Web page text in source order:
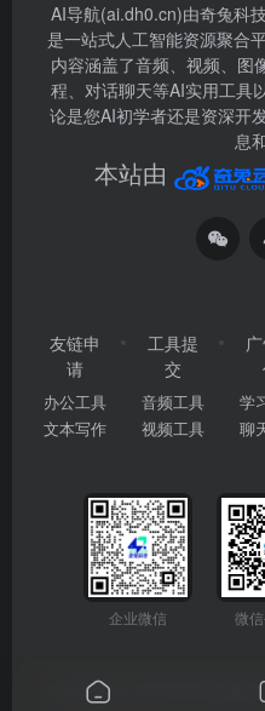
AI导航(ai.dh0.cn)由奇兔科
是一站式人工智能资源聚合
内容涵盖了音频、视频、图
程、对话聊天等AI实用工具
论是您AI初学者还是资深开
息
本站由
友链申
请
办公工具
文本写作
工具提
交
音频工具
视频工具
学
聊
企业微信 微
Copyright © 2026